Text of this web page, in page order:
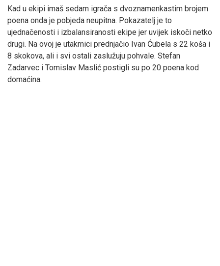
Kad u ekipi imaš sedam igrača s dvoznamenkastim brojem
poena onda je pobjeda neupitna. Pokazatelj je to
ujednačenosti i izbalansiranosti ekipe jer uvijek iskoči netko
drugi. Na ovoj je utakmici prednjačio Ivan Ćubela s 22 koša i
8 skokova, ali i svi ostali zaslužuju pohvale. Stefan
Zadarvec i Tomislav Maslić postigli su po 20 poena kod
domaćina.